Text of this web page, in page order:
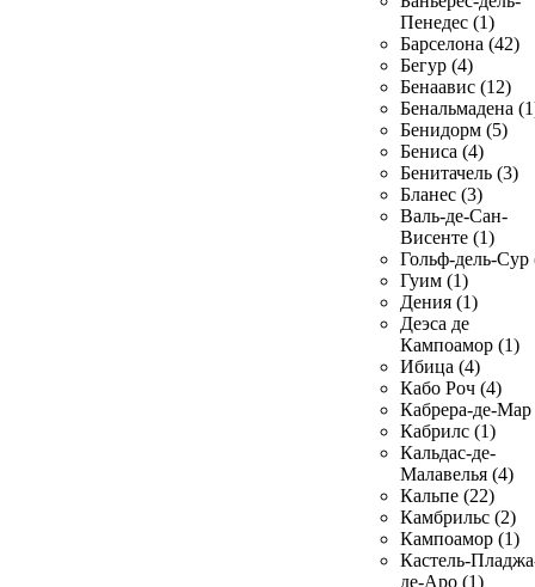
Пенедес (1)
Барселона (42)
Бегур (4)
Бенаавис (12)
Бенальмадена
Бенидорм (5)
Бениса (4)
Бенитачель (3)
Бланес (3)
Валь-де-Сан-
Висенте (1)
Гольф-дель-Сур
Гуим (1)
Дения (1)
Деэса де
Кампоамор (1)
Ибица (4)
Кабо Роч (4)
Кабрера-де-Мар
Кабрилс (1)
Кальдас-де-
Малавелья (4)
Кальпе (22)
Камбрильс (2)
Кампоамор (1)
Кастель-
де-Аро (1)